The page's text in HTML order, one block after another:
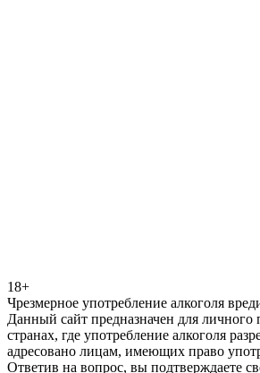
18+
Чрезмерное употребление алкоголя
Данный сайт предназначен для личного
странах, где употребление алкоголя
адресовано лицам, имеющих право
Ответив на вопрос, вы подтверждаете